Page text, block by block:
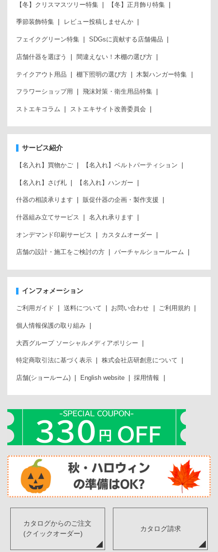
【冬】クリスマスツリー特集 【冬】正月飾り特集
季節装飾特集 レビュー投稿しませんか
フェイクグリーン特集 SDGsに貢献する店舗備品
店舗什器を選ぼう 間違えない！木棚の選び方
テイクアウト用品 棚下照明の選び方 木製ハンガー特集
フラワーショップ用 飛沫対策・衛生用品特集
ストエキコラム ストエキサイト改善委員会
サービス紹介
【名入れ】買物かご 【名入れ】ベルトパーティション
【名入れ】さげ札 【名入れ】ハンガー
什器の相談承ります 販促什器の企画・製作支援
什器組み立てサービス 名入れ承ります
オンデマンド印刷サービス カスタムオーダー
店舗の設計・施工をご検討の方 バーチャルショールーム
インフォメーション
ご利用ガイド 送料について お問い合わせ ご利用規約
個人情報保護の取り組み
大西グループ ソーシャルメディアポリシー
特定商取引法に基づく表示 株式会社店研創意について
店舗(ショールーム) English website 採用情報
カタログからのご注文
(クイックオーダー)
カタログ請求